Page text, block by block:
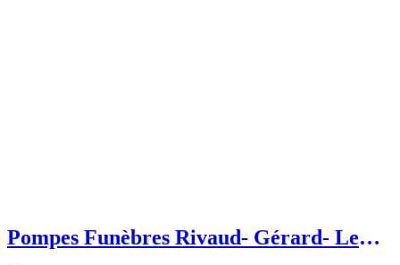
Pompes Funèbres Rivaud- Gérard- Le